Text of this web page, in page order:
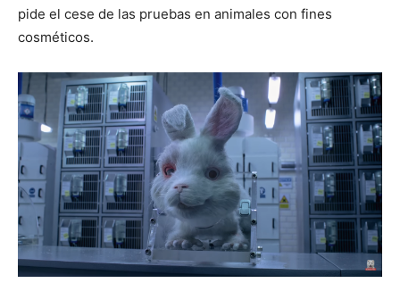
pide el cese de las pruebas en animales con fines
cosméticos.